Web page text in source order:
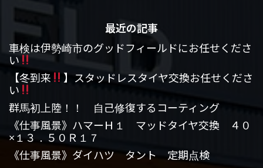
最近の記事
車検は伊勢崎市のグッドフィールドにお任せくださ
い
【冬到来
】スタッドレスタイヤ交換お任せくださ
い
群馬初上陸！！ 自己修復するコーティング
《仕事風景》ハマーＨ１ マッドタイヤ交換 ４０
×１３．５０Ｒ１７
《仕事風景》ダイハツ タント 定期点検